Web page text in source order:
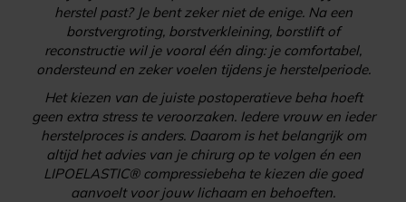
herstel past? Je bent zeker niet de enige. Na een
borstvergroting, borstverkleining, borstlift of
reconstructie wil je vooral één ding: je comfortabel,
ondersteund en zeker voelen tijdens je herstelperiode.
Het kiezen van de juiste postoperatieve beha hoeft
geen extra stress te veroorzaken. Iedere vrouw en ieder
herstelproces is anders. Daarom is het belangrijk om
altijd het advies van je chirurg op te volgen én een
LIPOELASTIC® compressiebeha te kiezen die goed
aanvoelt voor jouw lichaam en behoeften.